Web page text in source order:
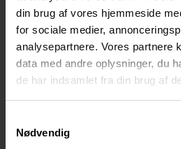
din brug af vores hjemmeside
for sociale medier,
analysepartnere. Vores partnere
data med andre oplysninger, du
de har indsamlet fra din brug af
Nødvendig
9470753
Mægler
Ocean Network Express
Kaj
410
Containerskib
Containerskib